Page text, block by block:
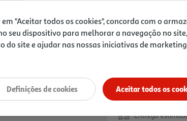
10% de
marcas
Disponibilidade na loja:
Entrega
"Aceitar todos os cookies", concorda com o
seu dispositivo para melhorar a navegação no
do site e ajudar nas nossas iniciativas de
Aceitar todos os
Definições de cookies